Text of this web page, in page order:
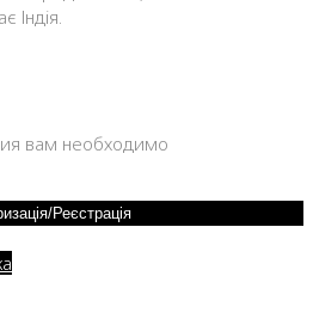
Індія.
вам необходимо
Реєстрація